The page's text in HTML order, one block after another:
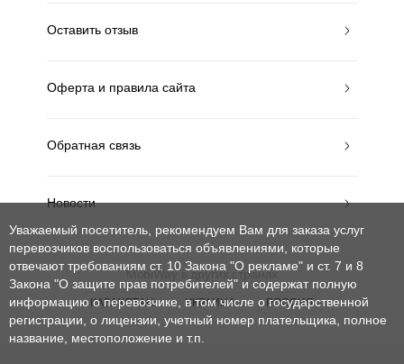
Оставить отзыв
Оферта и правила сайта
Обратная связь
Новости
MobiWay в других странах
КАЗАХСТАН УКРАИНА РОССИЯ
Уважаемый посетитель, рекомендуем Вам для заказа услуг
перевозчиков воспользоваться объявлениями, которые
отвечают требованиям ст. 10 Закона "О рекламе" и ст. 7 и 8
Закона "О защите прав потребителей" и содержат полную
информацию о перевозчике, в том числе о государственной
регистрации, о лицензии, учетный номер плательщика, полное
название, местоположение и т.п.